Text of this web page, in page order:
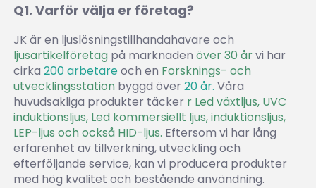
Q1. Varför välja er företag?
ljusartikelföretag på marknaden över 30 år vi har
cirka 200 arbetare och en Forsknings- och
utvecklingsstation byggd över 20 år. Våra
huvudsakliga produkter täcker r Led växtljus, UVC
induktionsljus, Led kommersiellt ljus, induktionsljus,
LEP-ljus och också HID-ljus. Eftersom vi har lång
erfarenhet av tillverkning, utveckling och
efterföljande service, kan vi producera produkter
med hög kvalitet och bestående användning.